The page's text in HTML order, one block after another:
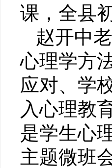
课，全县
赵开中
心理学方
应对、学
入心理教
是学生心
主题微班